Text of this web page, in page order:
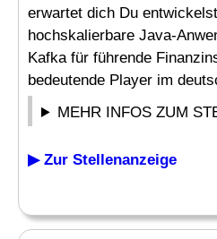
erwartet dich Du
hochskalierbare Java-
Kafka für führende
bedeutende Player im
MEHR INFOS ZUM
▶ Zur Stellenanzeige